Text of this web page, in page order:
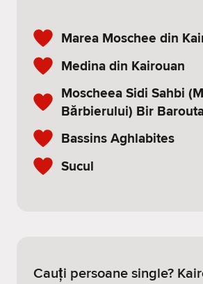
Marea Moschee din
Medina din Kairouan
Moscheea Sidi Sahbi
Bărbierului) Bir
Bassins Aghlabites
Sucul
Cauți persoane single?